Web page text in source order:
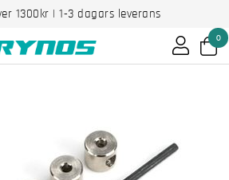
1300kr | 1-3 dagars leverans
0